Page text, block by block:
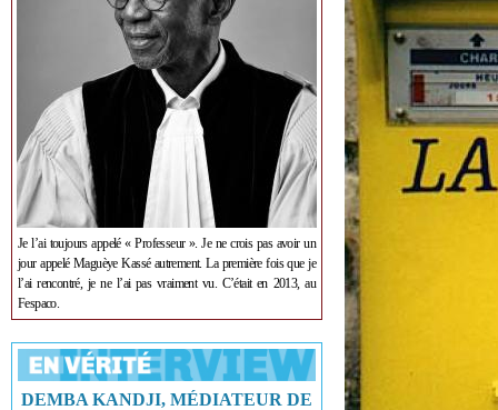
Je l’ai toujours appelé « Professeur ». Je ne crois pas avoir un
jour appelé Maguèye Kassé autrement. La première fois que je
l’ai rencontré, je ne l’ai pas vraiment vu. C’était en 2013, au
Fespaco.
DEMBA KANDJI, MÉDIATEUR DE